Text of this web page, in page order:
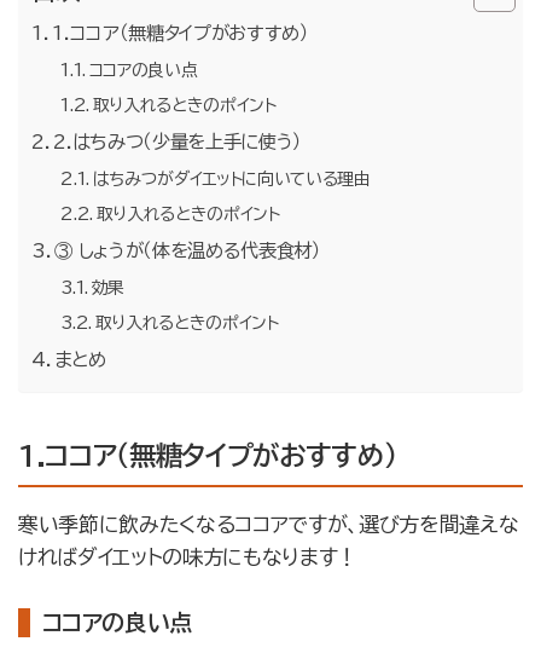
1.ココア（無糖タイプがおすすめ）
ココアの良い点
取り入れるときのポイント
2.はちみつ（少量を上手に使う）
はちみつがダイエットに向いている理由
取り入れるときのポイント
③ しょうが（体を温める代表食材）
効果
取り入れるときのポイント
まとめ
1.ココア（無糖タイプがおすすめ）
寒い季節に飲みたくなるココアですが、選び方を間違えな
ければダイエットの味方にもなります！
ココアの良い点